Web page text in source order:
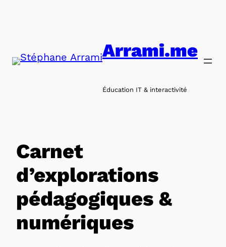
Arrami.me
Éducation IT & interactivité
Carnet
d’explorations
pédagogiques &
numériques